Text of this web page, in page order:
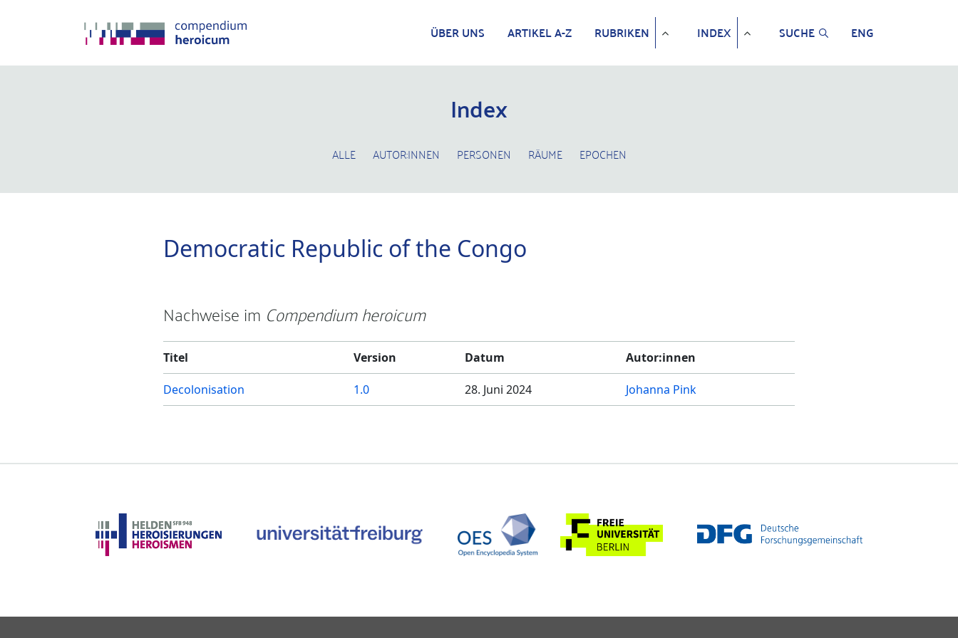
ÜBER UNS ARTIKEL A-Z RUBRIKEN INDEX SUCHE ENG
Index
ALLE AUTOR:INNEN PERSONEN RÄUME EPOCHEN
Democratic Republic of the Congo
Nachweise im Compendium heroicum
Titel Version Datum Autor:innen
Decolonisation 1.0 28. Juni 2024 Johanna Pink